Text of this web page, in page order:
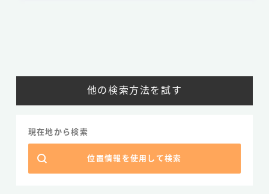
他の検索方法を試す
現在地から検索
位置情報を使用して検索